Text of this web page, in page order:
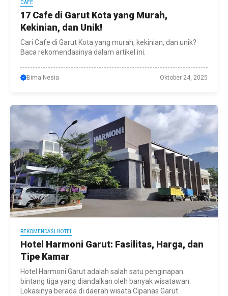
CAFE
17 Cafe di Garut Kota yang Murah,
Kekinian, dan Unik!
Cari Cafe di Garut Kota yang murah, kekinian, dan unik?
Baca rekomendasinya dalam artikel ini.
Bima Nesia Oktober 24, 2025
REKOMENDASI HOTEL
Hotel Harmoni Garut: Fasilitas, Harga, dan
Tipe Kamar
Hotel Harmoni Garut adalah salah satu penginapan
bintang tiga yang diandalkan oleh banyak wisatawan.
Lokasinya berada di daerah wisata Cipanas Garut.